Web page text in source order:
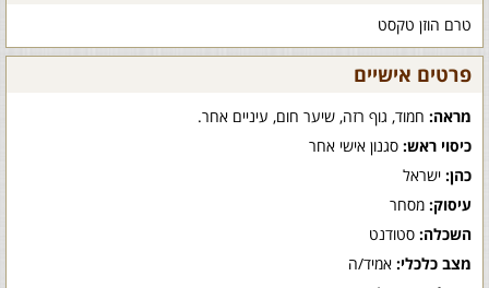
טרם הוזן טקסט
פרטים אישיים
מראה: חמוד, גוף רזה, שיער חום, עיניים אחר.
כיסוי ראש: סגנון אישי אחר
כהן: ישראל
עיסוק: מסחר
השכלה: סטודנט
מצב כלכלי: אמיד/ה